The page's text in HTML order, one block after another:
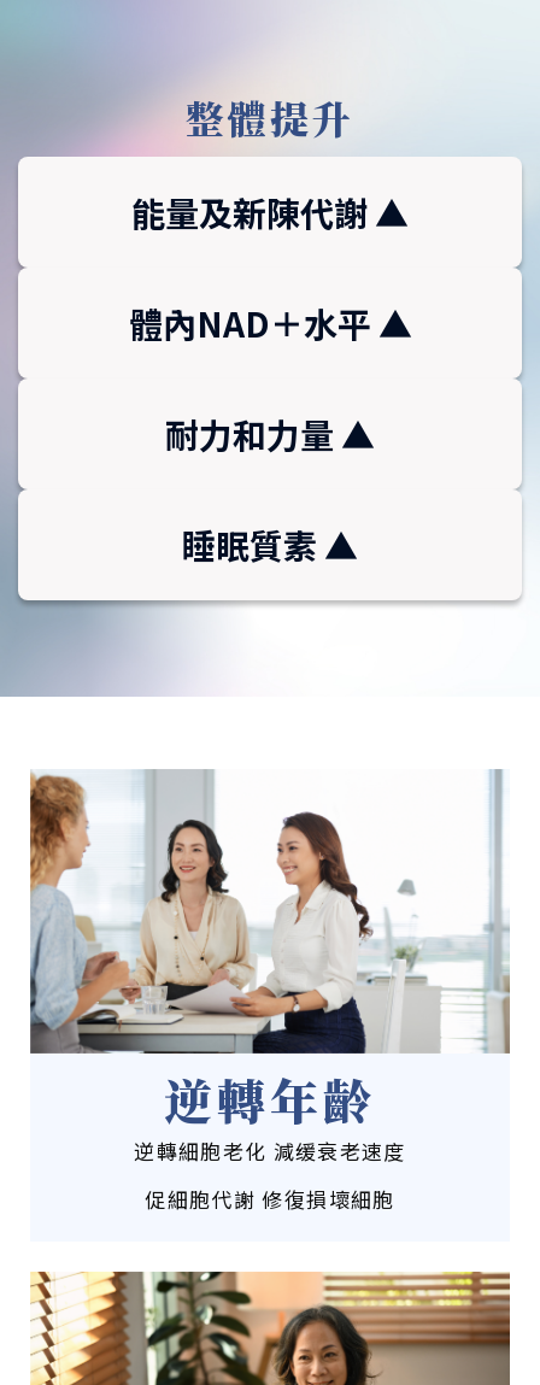
整體提升
能量及新陳代謝 ▲
體內NAD＋水平 ▲
耐力和力量 ▲
睡眠質素 ▲
逆轉年齡
逆轉細胞老化 減缓衰老速度
促細胞代謝 修復損壞細胞